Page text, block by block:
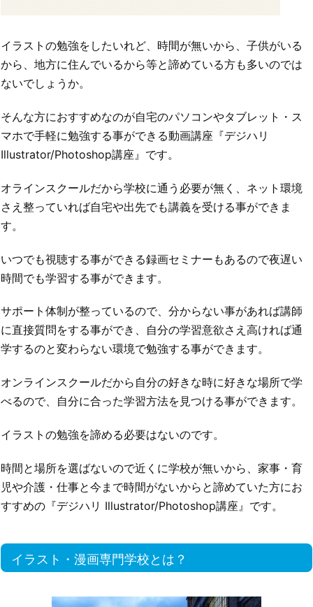
イラストの勉強をしたいれど、時間が無いから、子供がいる
から、地方に住んでいるから等と諦めている方も多いのでは
ないでしょうか。
そんな方におすすめなのが自宅のパソコンやタブレット・ス
マホで手軽に勉強する事ができる動画講座『デジハリ
Illustrator/Photoshop講座』です。
オラインスクールだから学校に通う必要が無く、ネット環境
さえ整っていれば自宅や出先でも講義を受ける事ができま
す。
いつでも視聴する事ができる録画セミナーもあるので夜遅い
時間でも学習する事ができます。
サポート体制が整っているので、分からない事があれば講師
に直接質問をする事ができ、自分の学習意欲さえ高ければ通
学するのと変わらない環境で勉強する事ができます。
オンラインスクールだから自分の好きな時に好きな場所で学
べるので、自分に合った学習方法を見つける事ができます。
イラストの勉強を諦める必要はないのです。
時間と場所を選ばないので近くに学校が無いから、家事・育
児や介護・仕事と今まで時間がないからと諦めていた方にお
すすめの『デジハリ Illustrator/Photoshop講座』です。
イラスト・漫画専門学校とは？